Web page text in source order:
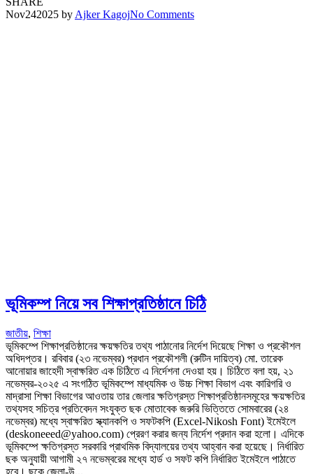
Nov242025 by Ajker KagojNo Comments
ভূমিকম্প নিয়ে সব শিক্ষাপ্রতিষ্ঠানে চিঠি
জাতীয়, শিক্ষা
ভূমিকম্পে শিক্ষাপ্রতিষ্ঠানের ক্ষয়ক্ষতির তথ্য পাঠানোর নির্দেশ দিয়েছে শিক্ষা ও প্রকৌশল
অধিদপ্তর। রবিবার (২৩ নভেম্বর) প্রধান প্রকৌশলী (রুটিন দায়িত্ব) মো. তারেক
আনোয়ার জাহেদী স্বাক্ষরিত এক চিঠিতে এ নির্দেশনা দেওয়া হয়। চিঠিতে বলা হয়, ২১
নভেম্বর-২০২৫ এ সংগঠিত ভূমিকম্পে মাধ্যমিক ও উচ্চ শিক্ষা বিভাগ এবং কারিগরি ও
মাদ্রাসা শিক্ষা বিভাগের আওতায় তার জেলার ক্ষতিগ্রস্ত শিক্ষাপ্রতিষ্ঠানসমূহের ক্ষয়ক্ষতির
তথ্যসহ সচিত্র প্রতিবেদন সংযুক্ত ছক মোতাবেক জরুরি ভিত্তিতে সোমবারের (২৪
নভেম্বর) মধ্যে স্বাক্ষরিত স্ক্যানকপি ও সফটকপি (Excel-Nikosh Font) ইমেইলে
(deskoneeed@yahoo.com) প্রেরণ করার জন্য নির্দেশ প্রদান করা হলো। এদিকে
ভূমিকম্পে ক্ষতিগ্রস্ত সরকারি প্রাথমিক বিদ্যালয়ের তথ্য আহ্বান করা হয়েছে। নির্ধারিত
ছক অনুযায়ী আগামী ২৭ নভেম্বরের মধ্যে হার্ড ও সফট কপি নির্ধারিত ইমেইলে পাঠাতে
হবে। ছকে জেলা-উ...